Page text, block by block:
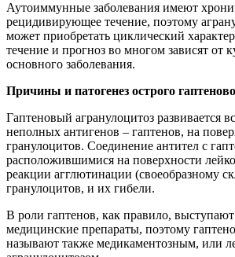
Аутоиммунные заболевания имеют
рецидивирующее течение, поэтому
может приобретать циклический
течение и прогноз во многом зависят от
основного заболевания.
Причины и патогенез острого
Гаптеновый агранулоцитоз развивается
неполных антигенов – гаптенов, на
гранулоцитов. Соединение антител с
расположившимися на поверхности
реакции агглютинации (своеобразному
гранулоцитов, и их гибели.
В роли гаптенов, как правило,
медицинские препараты, поэтому
называют также медикаментозным, или